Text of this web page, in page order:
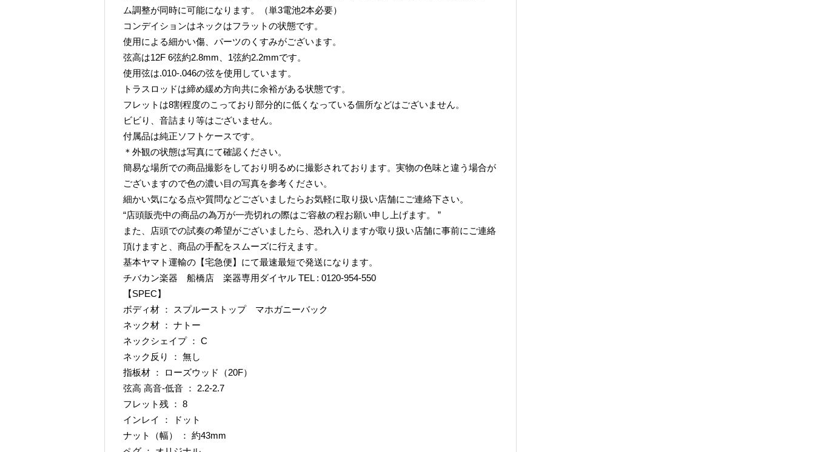
ム調整が同時に可能になります。（単3電池2本必要）
コンデイションはネックはフラットの状態です。
使用による細かい傷、パーツのくすみがございます。
弦高は12F 6弦約2.8mm、1弦約2.2mmです。
使用弦は.010-.046の弦を使用しています。
トラスロッドは締め緩め方向共に余裕がある状態です。
フレットは8割程度のこっており部分的に低くなっている個所などはございません。
ビビり、音詰まり等はございません。
付属品は純正ソフトケースです。
＊外観の状態は写真にて確認ください。
簡易な場所での商品撮影をしており明るめに撮影されております。実物の色味と違う場合が
ございますので色の濃い目の写真を参考ください。
細かい気になる点や質問などございましたらお気軽に取り扱い店舗にご連絡下さい。
“店頭販売中の商品の為万が一売切れの際はご容赦の程お願い申し上げます。 ”
また、店頭での試奏の希望がございましたら、恐れ入りますが取り扱い店舗に事前にご連絡
頂けますと、商品の手配をスムーズに行えます。
基本ヤマト運輸の【宅急便】にて最速最短で発送になります。
チバカン楽器 船橋店 楽器専用ダイヤル TEL : 0120-954-550
【SPEC】
ボディ材 ： スプルーストップ マホガニーバック
ネック材 ： ナトー
ネックシェイプ ： C
ネック反り ： 無し
指板材 ： ローズウッド（20F）
弦高 高音-低音 ： 2.2-2.7
フレット残 ： 8
インレイ ： ドット
ナット（幅） ： 約43mm